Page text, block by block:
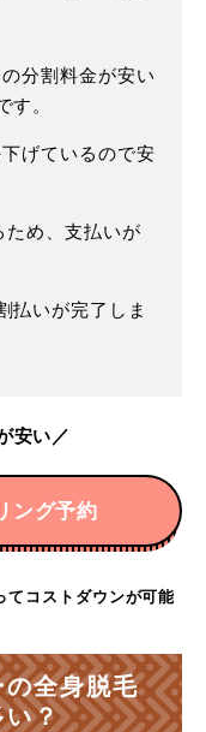
分割料金が安い
す。
げているので安
ため、支払いが
払いが完了しま
安い／
ング予約
てコストダウンが可能
金利負担0円
全身脱毛
い？